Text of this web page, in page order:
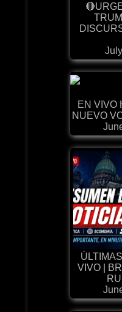
EN VIVO
NUEVO
VIVO |